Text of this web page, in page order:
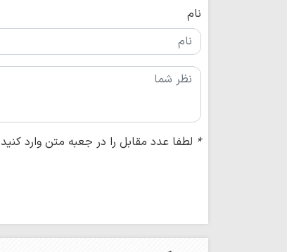
نام
* لطفا عدد مقابل را در جعبه متن وارد کنید